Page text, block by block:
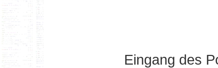
Eingang des